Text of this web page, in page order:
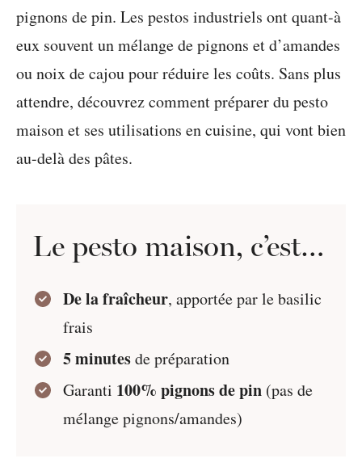
pignons de pin. Les pestos industriels ont quant-à
eux souvent un mélange de pignons et d’amandes
ou noix de cajou pour réduire les coûts. Sans plus
attendre, découvrez comment préparer du pesto
maison et ses utilisations en cuisine, qui vont bien
au-delà des pâtes.
Le pesto maison, c’est…
De la fraîcheur, apportée par le basilic
frais
5 minutesde préparation
Garanti 100% pignons de pin (pas de
mélange pignons/amandes)